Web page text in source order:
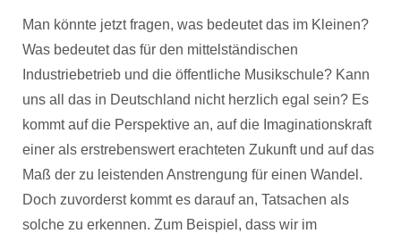
Man könnte jetzt fragen, was bedeutet das im Kleinen?
Was bedeutet das für den mittelständischen
Industriebetrieb und die öffentliche Musikschule? Kann
uns all das in Deutschland nicht herzlich egal sein? Es
kommt auf die Perspektive an, auf die Imaginationskraft
einer als erstrebenswert erachteten Zukunft und auf das
Maß der zu leistenden Anstrengung für einen Wandel.
Doch zuvorderst kommt es darauf an, Tatsachen als
solche zu erkennen. Zum Beispiel, dass wir im